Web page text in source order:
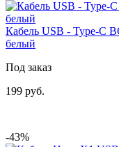
Кабель USB - Type-C
белый
Под заказ
199 руб.
-43%